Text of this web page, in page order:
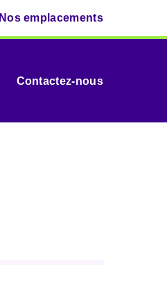
Nos emplacements
Contactez-nous